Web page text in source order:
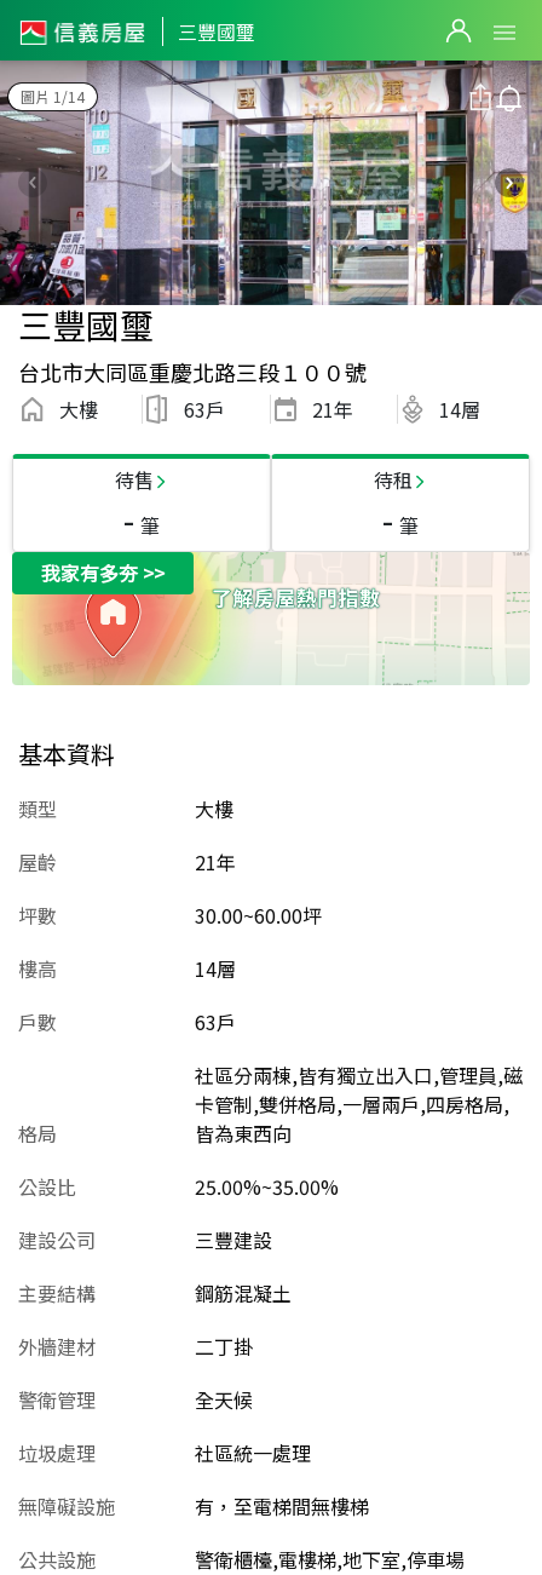
三豐國璽
圖片 1/14
三豐國璽
台北市大同區重慶北路三段１００號
大樓 63戶 21年 14層
待售
- 筆
待租
- 筆
我家有多夯>>
基本資料
類型
大樓
屋齡
21年
坪數
30.00~60.00坪
樓高
14層
戶數
63戶
格局
社區分兩棟,皆有獨立出入口,管理員,磁
卡管制,雙併格局,一層兩戶,四房格局,
皆為東西向
公設比
25.00%~35.00%
建設公司
三豐建設
主要結構
鋼筋混凝土
外牆建材
二丁掛
警衛管理
全天候
垃圾處理
社區統一處理
無障礙設施
有，至電梯間無樓梯
公共設施
警衛櫃檯,電樓梯,地下室,停車場